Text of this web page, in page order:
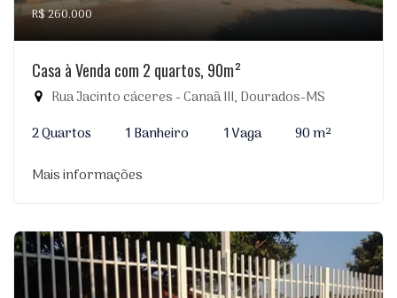
R$ 260.000
Casa à Venda com 2 quartos, 90m²
Rua Jacinto cáceres - Canaã III, Dourados-MS
2 Quartos
1 Banheiro 1 Vaga
90 m²
Mais informações